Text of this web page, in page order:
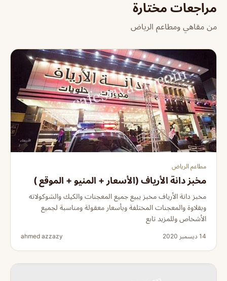
مراجعات مختارة
من مقاهي ومطاعم الرياض
مطاعم الرياض
مخبز دانة الأرياف (الأسعار + المنيو + الموقع )
مخبز دانة الأرياف مخبز يبيع جميع المعجنات والكيك والشوكولاته
وبقلاوة والمعجنات المختلفة وبأسعار معقولة ومناسبة لجميع
الأشخاص وللمزيد تابع
14 ديسمبر 2020 ahmed azzazy